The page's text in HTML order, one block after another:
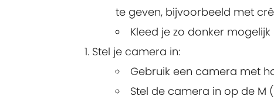
te geven, bijvoorbeeld met
Kleed je zo donker
Stel je camera in:
Gebruik een camera met
Stel de camera in op de M